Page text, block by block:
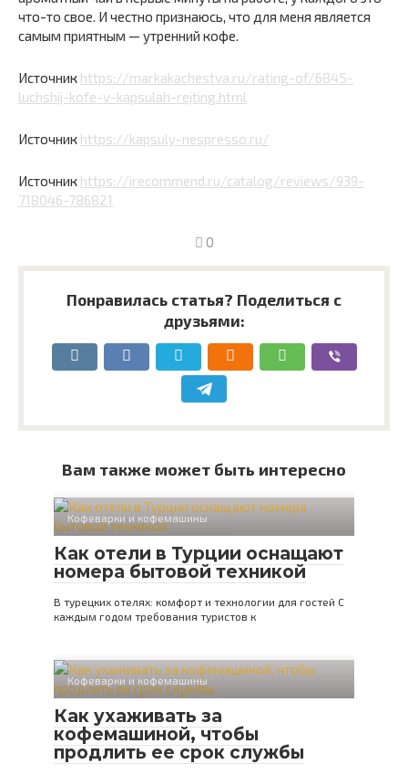
что-то свое. И честно признаюсь, что для меня является
самым приятным — утренний кофе.
Источник https://markakachestva.ru/rating-of/6845-
luchshij-kofe-v-kapsulah-rejting.html
Источник https://kapsuly-nespresso.ru/
Источник https://irecommend.ru/catalog/reviews/939-
718046-786821
0
Понравилась статья? Поделиться с
друзьями:
Вам также может быть интересно
Кофеварки и кофемашины
Как отели в Турции оснащают
номера бытовой техникой
В турецких отелях: комфорт и технологии для гостей С
каждым годом требования туристов к
Кофеварки и кофемашины
Как ухаживать за
кофемашиной, чтобы
продлить ее срок службы